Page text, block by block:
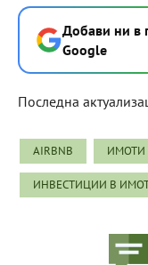
Добави ни в
Google
Последна
AIRBNB ИМОТИ
ИНВЕСТИЦИИ В